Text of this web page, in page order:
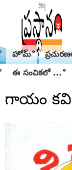
హోమ్
ఈ సంచికలో ...
గాయం